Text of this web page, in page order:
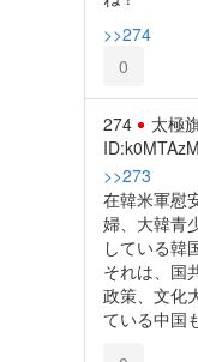
>>274
0
274 太極
>>273
在韓米軍慰
婦、大韓青
している韓
それは、国
政策、文化
ている中国